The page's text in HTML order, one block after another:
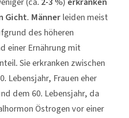
Gicht. Männerleiden meist
des höheren
einer Ernährung mit
Sie erkranken zwischen
Lebensjahr, Frauen eher
dem 60. Lebensjahr, da
Östrogen vor einer